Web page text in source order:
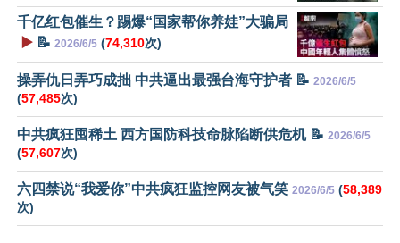
千亿红包催生？踢爆“国家帮你养娃”大骗局
▶️ 📝 2026/6/5 (74,310次)
操弄仇日弄巧成拙 中共逼出最强台海守护者 📝 2026/6/5
(57,485次)
中共疯狂囤稀土 西方国防科技命脉陷断供危机 📝 2026/6/5
(57,607次)
六四禁说“我爱你”中共疯狂监控网友被气笑 2026/6/5 (58,389
次)